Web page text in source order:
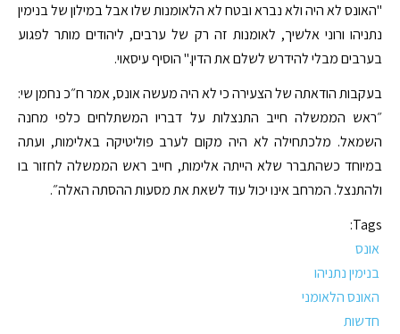
"האונס לא היה ולא נברא ובטח לא הלאומנות שלו אבל במילון של בנימין
נתניהו ורוני אלשיך, לאומנות זה רק של ערבים, ליהודים מותר לפגוע
בערבים מבלי להידרש לשלם את הדין." הוסיף עיסאוי.
בעקבות הודאתה של הצעירה כי לא היה מעשה אונס, אמר ח״כ נחמן שי:
״ראש הממשלה חייב התנצלות על דבריו המשתלחים כלפי מחנה
השמאל. מלכתחילה לא היה מקום לערב פוליטיקה באלימות, ועתה
במיוחד כשהתברר שלא הייתה אלימות, חייב ראש הממשלה לחזור בו
ולהתנצל. המרחב אינו יכול עוד לשאת את מסעות ההסתה האלה״.
Tags:
אונס
בנימין נתניהו
האונס הלאומני
חדשות